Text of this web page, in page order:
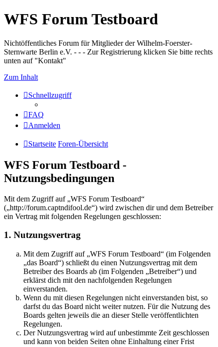
WFS Forum Testboard
Nichtöffentliches Forum für Mitglieder der Wilhelm-Foerster-
Sternwarte Berlin e.V. - - - Zur Registrierung klicken Sie bitte rechts
unten auf "Kontakt"
Zum Inhalt
Schnellzugriff
FAQ
Anmelden
Startseite Foren-Übersicht
WFS Forum Testboard -
Nutzungsbedingungen
Mit dem Zugriff auf „WFS Forum Testboard“
(„http://forum.captndifool.de“) wird zwischen dir und dem Betreiber
ein Vertrag mit folgenden Regelungen geschlossen:
1. Nutzungsvertrag
Mit dem Zugriff auf „WFS Forum Testboard“ (im Folgenden
„das Board“) schließt du einen Nutzungsvertrag mit dem
Betreiber des Boards ab (im Folgenden „Betreiber“) und
erklärst dich mit den nachfolgenden Regelungen
einverstanden.
Wenn du mit diesen Regelungen nicht einverstanden bist, so
darfst du das Board nicht weiter nutzen. Für die Nutzung des
Boards gelten jeweils die an dieser Stelle veröffentlichten
Regelungen.
Der Nutzungsvertrag wird auf unbestimmte Zeit geschlossen
und kann von beiden Seiten ohne Einhaltung einer Frist